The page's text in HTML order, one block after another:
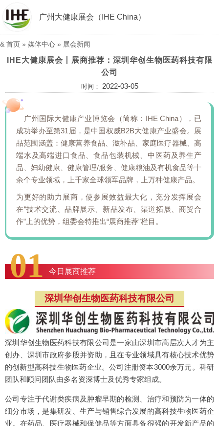
广州大健康展会（IHE China）
& 首页 » 媒体中心 » 展会新闻
IHE大健康展会丨展商推荐：深圳华创生物医药科技有限
公司
时间： 2022-03-05
广州国际大健康产业博览会（简称：IHE China），已
成功举办至第31届，是中国权威B2B大健康产业盛会。展
品范围涵盖：健康营养食品、滋补品、家庭医疗器械、高
端水及高端进口食品、食品包装机械、中医药及养生产
品、妇幼健康、健康管理/服务、健康粮油及有机食品等十
余个专业领域，上千家全球领军品牌，上万种健康产品。
为更好的助力展商，使参展效益最大化，充分发挥展会
在“技术交流、品牌展示、新品发布、渠道拓展、商贸合
作”上的优势，组委会特推出“展商推荐”栏目。
01 今日展商推荐
深圳华创生物医药科技有限公司
深圳华创生物医药科技有限公司是一家由深圳市高层次人才为主
创办、深圳市政府参股并资助，且在专业领域具有核心技术优势
的创新型高科技生物医药企业。公司注册资本3000余万元。科研
团队和顾问团队由多名资深博士及优秀专家组成。
公司专注于代谢类疾病及肿瘤早期的检测、治疗和预防为一体的
细分市场，是集研发、生产与销售综合发展的高科技生物医药企
业。在药品、医疗器械和保健品等方面具备很强的开发新产品的